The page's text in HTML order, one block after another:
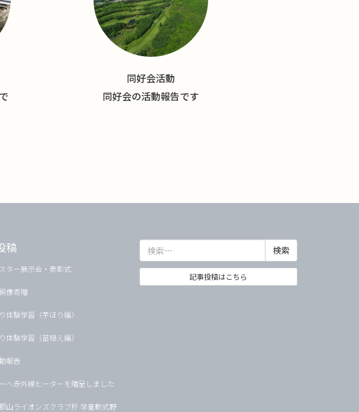
同好会活動
同好会の活動報告です
稿
ター展示会・表彰式
像寄贈
体験学習（芋ほり編）
体験学習（苗植え編）
報告
へ赤外線ヒーターを贈呈しました
山ライオンズクラブ杯 学童軟式野
索:
記事投稿はこちら